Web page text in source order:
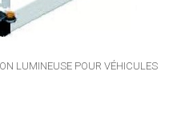
LUMINEUSE POUR VÉHICULES